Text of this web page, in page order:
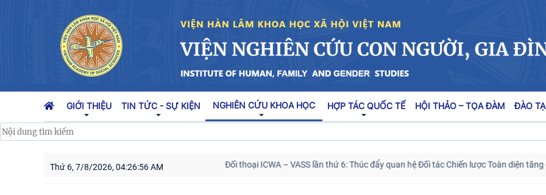
GIỚI THIỆU TIN TỨC - SỰ KIỆN NGHIÊN CỨU KHOA HỌC HỢP TÁC QUỐC TẾ HỘI THẢO – TỌA ĐÀM ĐÀO
Thứ 6, 7/8/2026, 04:26:58 AM
đổi số trong các cơ quan Đảng Đối thoại ICWA – VASS lần thứ 6: Thúc đẩy quan hệ Đối tác Chiến lược Toàn diện tăng cường Việt